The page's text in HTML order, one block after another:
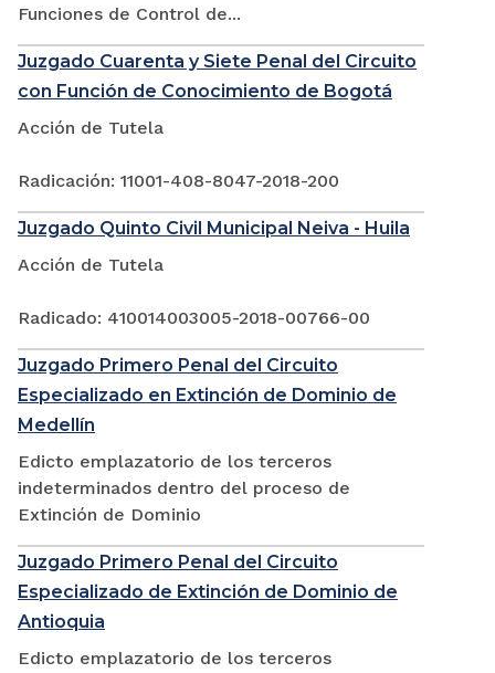
Funciones de Control de...
Juzgado Cuarenta y Siete Penal del Circuito
con Función de Conocimiento de Bogotá
Acción de Tutela
Radicación: 11001-408-8047-2018-200
Juzgado Quinto Civil Municipal Neiva - Huila
Acción de Tutela
Radicado: 410014003005-2018-00766-00
Juzgado Primero Penal del Circuito
Especializado en Extinción de Dominio de
Medellín
Edicto emplazatorio de los terceros
indeterminados dentro del proceso de
Extinción de Dominio
Juzgado Primero Penal del Circuito
Especializado de Extinción de Dominio de
Antioquia
Edicto emplazatorio de los terceros